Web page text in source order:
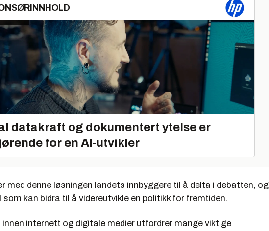
datakraft og dokumentert ytelse er
for en AI-utvikler
med denne løsningen landets innbyggere til å delta i debatten, og
som kan bidra til å videreutvikle en politikk for fremtiden.
innen internett og digitale medier utfordrer mange viktige